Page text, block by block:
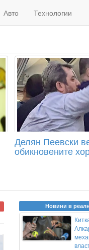
Авто Технологии
Делян Пеевски
обикновените
Новини в